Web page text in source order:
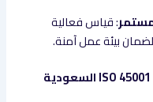
: قياس فعالية
لضمان بيئة عمل آمنة.